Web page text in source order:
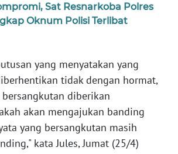
Sat Resnarkoba Polres
Oknum Polisi Terlibat
yang menyatakan yang
tidak dengan hormat,
diberikan
akan mengajukan banding
yang bersangkutan masih
kata Jules, Jumat (25/4)